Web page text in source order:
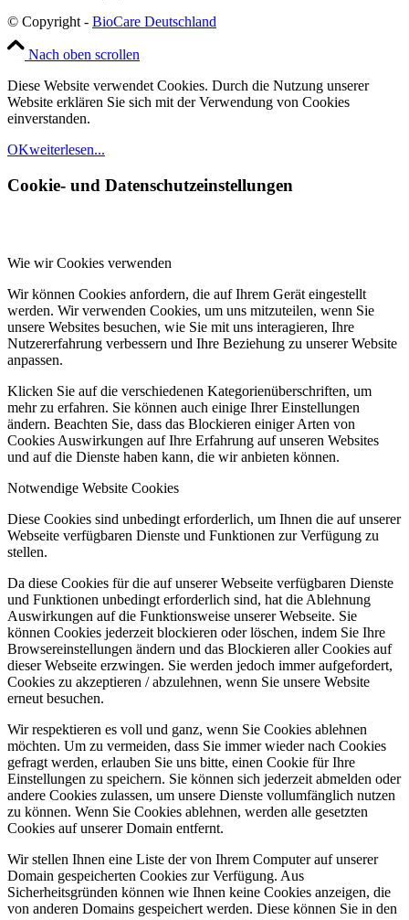
© Copyright - BioCare Deutschland
Nach oben scrollen
Diese Website verwendet Cookies. Durch die Nutzung unserer
Website erklären Sie sich mit der Verwendung von Cookies
einverstanden.
OKweiterlesen...
Cookie- und Datenschutzeinstellungen
Wie wir Cookies verwenden
Wir können Cookies anfordern, die auf Ihrem Gerät eingestellt
werden. Wir verwenden Cookies, um uns mitzuteilen, wenn Sie
unsere Websites besuchen, wie Sie mit uns interagieren, Ihre
Nutzererfahrung verbessern und Ihre Beziehung zu unserer Website
anpassen.
Klicken Sie auf die verschiedenen Kategorienüberschriften, um
mehr zu erfahren. Sie können auch einige Ihrer Einstellungen
ändern. Beachten Sie, dass das Blockieren einiger Arten von
Cookies Auswirkungen auf Ihre Erfahrung auf unseren Websites
und auf die Dienste haben kann, die wir anbieten können.
Notwendige Website Cookies
Diese Cookies sind unbedingt erforderlich, um Ihnen die auf unserer
Webseite verfügbaren Dienste und Funktionen zur Verfügung zu
stellen.
Da diese Cookies für die auf unserer Webseite verfügbaren Dienste
und Funktionen unbedingt erforderlich sind, hat die Ablehnung
Auswirkungen auf die Funktionsweise unserer Webseite. Sie
können Cookies jederzeit blockieren oder löschen, indem Sie Ihre
Browsereinstellungen ändern und das Blockieren aller Cookies auf
dieser Webseite erzwingen. Sie werden jedoch immer aufgefordert,
Cookies zu akzeptieren / abzulehnen, wenn Sie unsere Website
erneut besuchen.
Wir respektieren es voll und ganz, wenn Sie Cookies ablehnen
möchten. Um zu vermeiden, dass Sie immer wieder nach Cookies
gefragt werden, erlauben Sie uns bitte, einen Cookie für Ihre
Einstellungen zu speichern. Sie können sich jederzeit abmelden oder
andere Cookies zulassen, um unsere Dienste vollumfänglich nutzen
zu können. Wenn Sie Cookies ablehnen, werden alle gesetzten
Cookies auf unserer Domain entfernt.
Wir stellen Ihnen eine Liste der von Ihrem Computer auf unserer
Domain gespeicherten Cookies zur Verfügung. Aus
Sicherheitsgründen können wie Ihnen keine Cookies anzeigen, die
von anderen Domains gespeichert werden. Diese können Sie in den